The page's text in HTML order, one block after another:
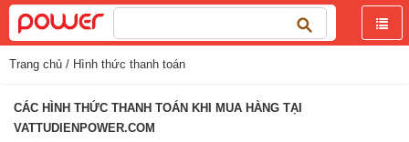
Tìm
kiếm
Trang chủ / Hình thức thanh toán
CÁC HÌNH THỨC THANH TOÁN KHI MUA HÀNG TẠI
VATTUDIENPOWER.COM